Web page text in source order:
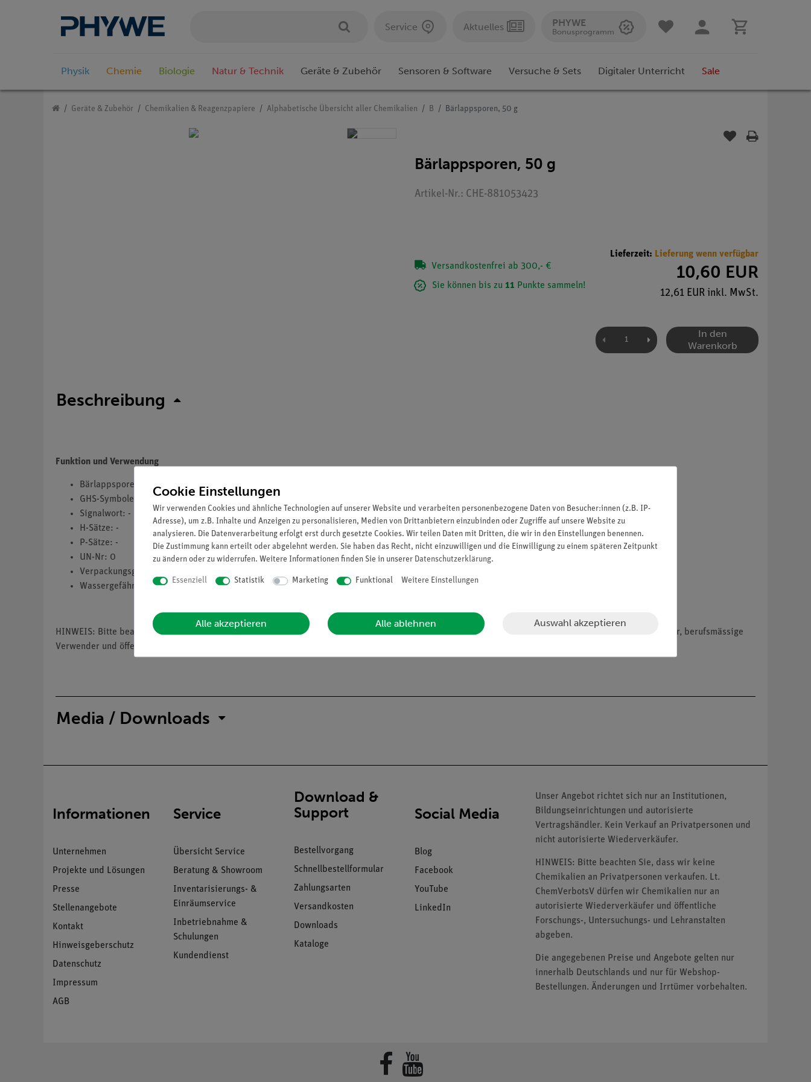
Service Aktuelles PHYWE
Bonusprogramm
Physik Chemie Biologie Natur & Technik Geräte & Zubehör Sensoren & Software Versuche & Sets Digitaler Unterricht Sale
Geräte & Zubehör Chemikalien & Reagenzpapiere Alphabetische Übersicht aller Chemikalien B Bärlappsporen, 50 g
Bärlappsporen, 50 g
Artikel-Nr.: CHE-881053423
Versandkostenfrei ab 300,- €
Sie können bis zu 11 Punkte sammeln!
Lieferzeit: Lieferung wenn verfügbar
10,60 EUR
12,61 EUR inkl. MwSt.
In den
Warenkorb
Beschreibung
Funktion und Verwendung
Bärlappsporen
GHS-Symbole(s): -
Signalwort: -
H-Sätze: -
P-Sätze: -
UN-Nr: 0
Verpackungsgruppe: 0
Wassergefährdungsklasse: nwg
HINWEIS: Bitte beachten Sie, dass wir keine Chemikalien an Privatpersonen verkaufen. Lt. ChemVerbotsV dürfen wir Chemikalien nur an Wiederverkäufer, berufsmässige
Verwender und öffentliche Forschungs-, Untersuchungs- und Lehranstalten abgeben.
Media / Downloads
Informationen
Unternehmen
Projekte und Lösungen
Presse
Stellenangebote
Kontakt
Hinweisgeberschutz
Datenschutz
Impressum
AGB
Service
Übersicht Service
Beratung & Showroom
Inventarisierungs- &
Einräumservice
Inbetriebnahme &
Schulungen
Kundendienst
Download &
Support
Bestellvorgang
Schnellbestellformular
Zahlungsarten
Versandkosten
Downloads
Kataloge
Social Media
Blog
Facebook
YouTube
LinkedIn
Unser Angebot richtet sich nur an Institutionen,
Bildungseinrichtungen und autorisierte
Vertragshändler. Kein Verkauf an Privatpersonen und
nicht autorisierte Wiederverkäufer.
HINWEIS: Bitte beachten Sie, dass wir keine
Chemikalien an Privatpersonen verkaufen. Lt.
ChemVerbotsV dürfen wir Chemikalien nur an
autorisierte Wiederverkäufer und öffentliche
Forschungs-, Untersuchungs- und Lehranstalten
abgeben.
Die angegebenen Preise und Angebote gelten nur
innerhalb Deutschlands und nur für Webshop-
Bestellungen. Änderungen und Irrtümer vorbehalten.
Cookie Einstellungen
Wir verwenden Cookies und ähnliche Technologien auf unserer Website und verarbeiten personenbezogene Daten von Besucher:innen (z.B. IP-
Adresse), um z.B. Inhalte und Anzeigen zu personalisieren, Medien von Drittanbietern einzubinden oder Zugriffe auf unsere Website zu
analysieren. Die Datenverarbeitung erfolgt erst durch gesetzte Cookies. Wir teilen Daten mit Dritten, die wir in den Einstellungen benennen.
Die Zustimmung kann erteilt oder abgelehnt werden. Sie haben das Recht, nicht einzuwilligen und die Einwilligung zu einem späteren Zeitpunkt
zu ändern oder zu widerrufen. Weitere Informationen finden Sie in unserer Daten­schutz­erklärung.
Essenziell Statistik Marketing Funktional Weitere Einstellungen
Alle akzeptieren Alle ablehnen Auswahl akzeptieren